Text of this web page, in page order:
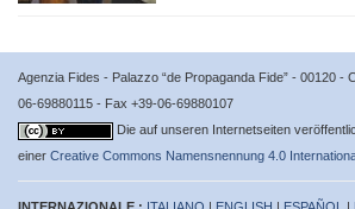
Agenzia Fides - Palazzo “de Propaganda Fide” - 00120 -
06-69880115 - Fax +39-06-69880107
Die auf unseren Internetseiten
einer Creative Commons Namensnennung 4.0